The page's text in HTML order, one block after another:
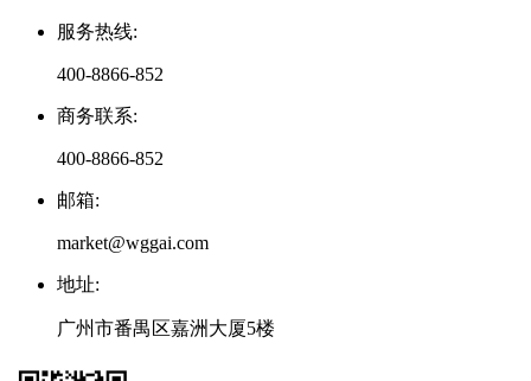
服务热线:
400-8866-852
商务联系:
400-8866-852
邮箱:
market@wggai.com
地址:
广州市番禺区嘉洲大厦5楼